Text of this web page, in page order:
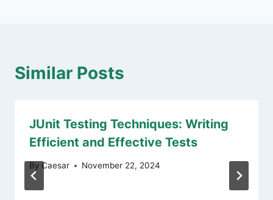
Similar Posts
JUnit Testing Techniques: Writing
Efficient and Effective Tests
By Caesar November 22, 2024